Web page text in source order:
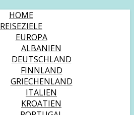
HOME
REISEZIELE
EUROPA
ALBANIEN
DEUTSCHLAND
FINNLAND
GRIECHENLAND
ITALIEN
KROATIEN